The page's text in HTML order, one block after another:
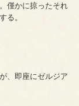
僅かに掠ったそれ
る。
、即座にゼルジア